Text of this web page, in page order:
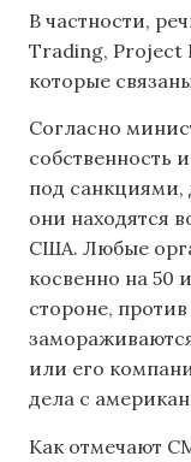
В частности,
Trading, Project
которые
Согласно
собственность
под
они находятся
США. Любые
косвенно на 50
стороне,
или его
дела с
Как отмечают